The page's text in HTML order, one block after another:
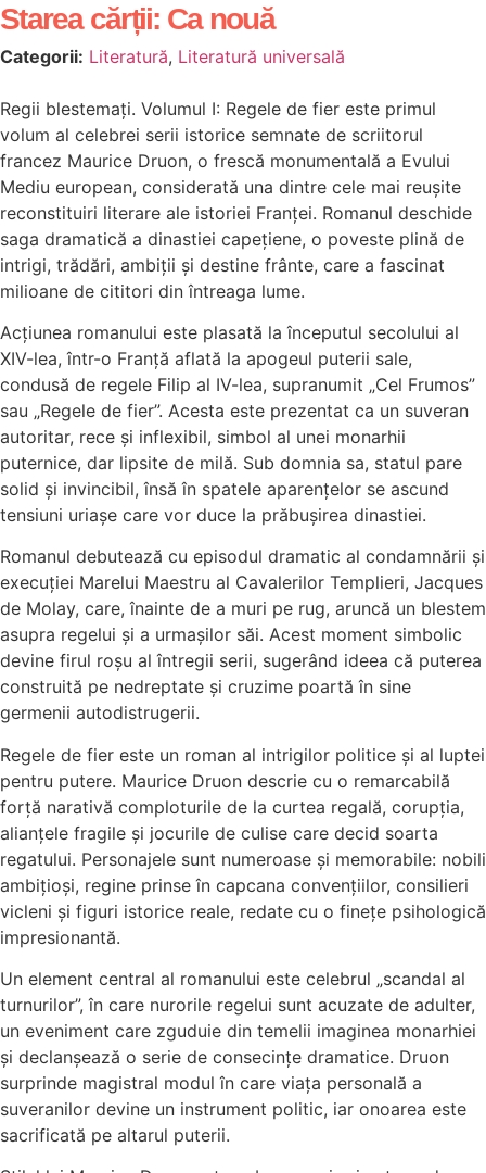
Starea cărții: Ca nouă
Categorii: Literatură, Literatură universală
Regii blestemați. Volumul I: Regele de fier este primul
volum al celebrei serii istorice semnate de scriitorul
francez Maurice Druon, o frescă monumentală a Evului
Mediu european, considerată una dintre cele mai reușite
reconstituiri literare ale istoriei Franței. Romanul deschide
saga dramatică a dinastiei capețiene, o poveste plină de
intrigi, trădări, ambiții și destine frânte, care a fascinat
milioane de cititori din întreaga lume.
Acțiunea romanului este plasată la începutul secolului al
XIV-lea, într-o Franță aflată la apogeul puterii sale,
condusă de regele Filip al IV-lea, supranumit „Cel Frumos”
sau „Regele de fier”. Acesta este prezentat ca un suveran
autoritar, rece și inflexibil, simbol al unei monarhii
puternice, dar lipsite de milă. Sub domnia sa, statul pare
solid și invincibil, însă în spatele aparențelor se ascund
tensiuni uriașe care vor duce la prăbușirea dinastiei.
Romanul debutează cu episodul dramatic al condamnării și
execuției Marelui Maestru al Cavalerilor Templieri, Jacques
de Molay, care, înainte de a muri pe rug, aruncă un blestem
asupra regelui și a urmașilor săi. Acest moment simbolic
devine firul roșu al întregii serii, sugerând ideea că puterea
construită pe nedreptate și cruzime poartă în sine
germenii autodistrugerii.
Regele de fier este un roman al intrigilor politice și al luptei
pentru putere. Maurice Druon descrie cu o remarcabilă
forță narativă comploturile de la curtea regală, corupția,
alianțele fragile și jocurile de culise care decid soarta
regatului. Personajele sunt numeroase și memorabile: nobili
ambițioși, regine prinse în capcana convențiilor, consilieri
vicleni și figuri istorice reale, redate cu o finețe psihologică
impresionantă.
Un element central al romanului este celebrul „scandal al
turnurilor”, în care nurorile regelui sunt acuzate de adulter,
un eveniment care zguduie din temelii imaginea monarhiei
și declanșează o serie de consecințe dramatice. Druon
surprinde magistral modul în care viața personală a
suveranilor devine un instrument politic, iar onoarea este
sacrificată pe altarul puterii.